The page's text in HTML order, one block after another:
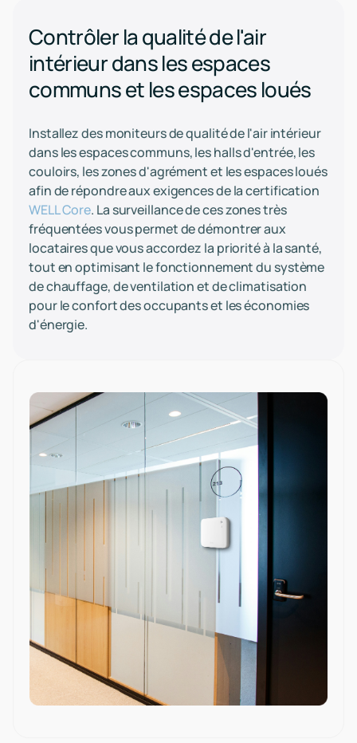
Contrôler la qualité de l'air
intérieur dans les espaces
communs et les espaces loués
Installez des moniteurs de qualité de l'air intérieur
dans les espaces communs, les halls d'entrée, les
couloirs, les zones d'agrément et les espaces loués
afin de répondre aux exigences de la certification
WELL Core. La surveillance de ces zones très
fréquentées vous permet de démontrer aux
locataires que vous accordez la priorité à la santé,
tout en optimisant le fonctionnement du système
de chauffage, de ventilation et de climatisation
pour le confort des occupants et les économies
d'énergie.